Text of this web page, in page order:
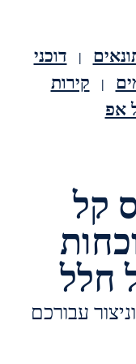
|
דוכני
|
קירות
אפ
קל
חלל
עבורכם